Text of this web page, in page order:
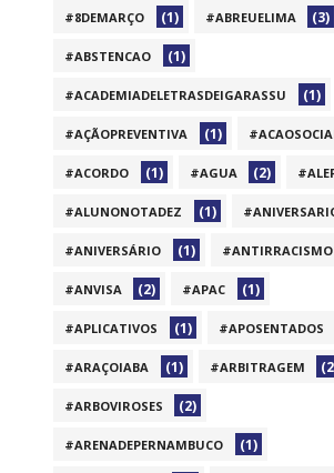
#8DEMARÇO (1) #ABREUELIMA (3)
#ABSTENCAO (1)
#ACADEMIADELETRASDEIGARASSU (1)
#AÇÃOPREVENTIVA (1)
#ACORDO (1) #AGUA (2)
#ALUNONOTADEZ (1)
#ANIVERSÁRIO (1) #ANTIRRACISMO
#ANVISA (2) #APAC (1)
#APLICATIVOS (1) #APOSENTADOS
#ARAÇOIABA (1) #ARBITRAGEM
#ARBOVIROSES (2)
#ARENADEPERNAMBUCO (1)